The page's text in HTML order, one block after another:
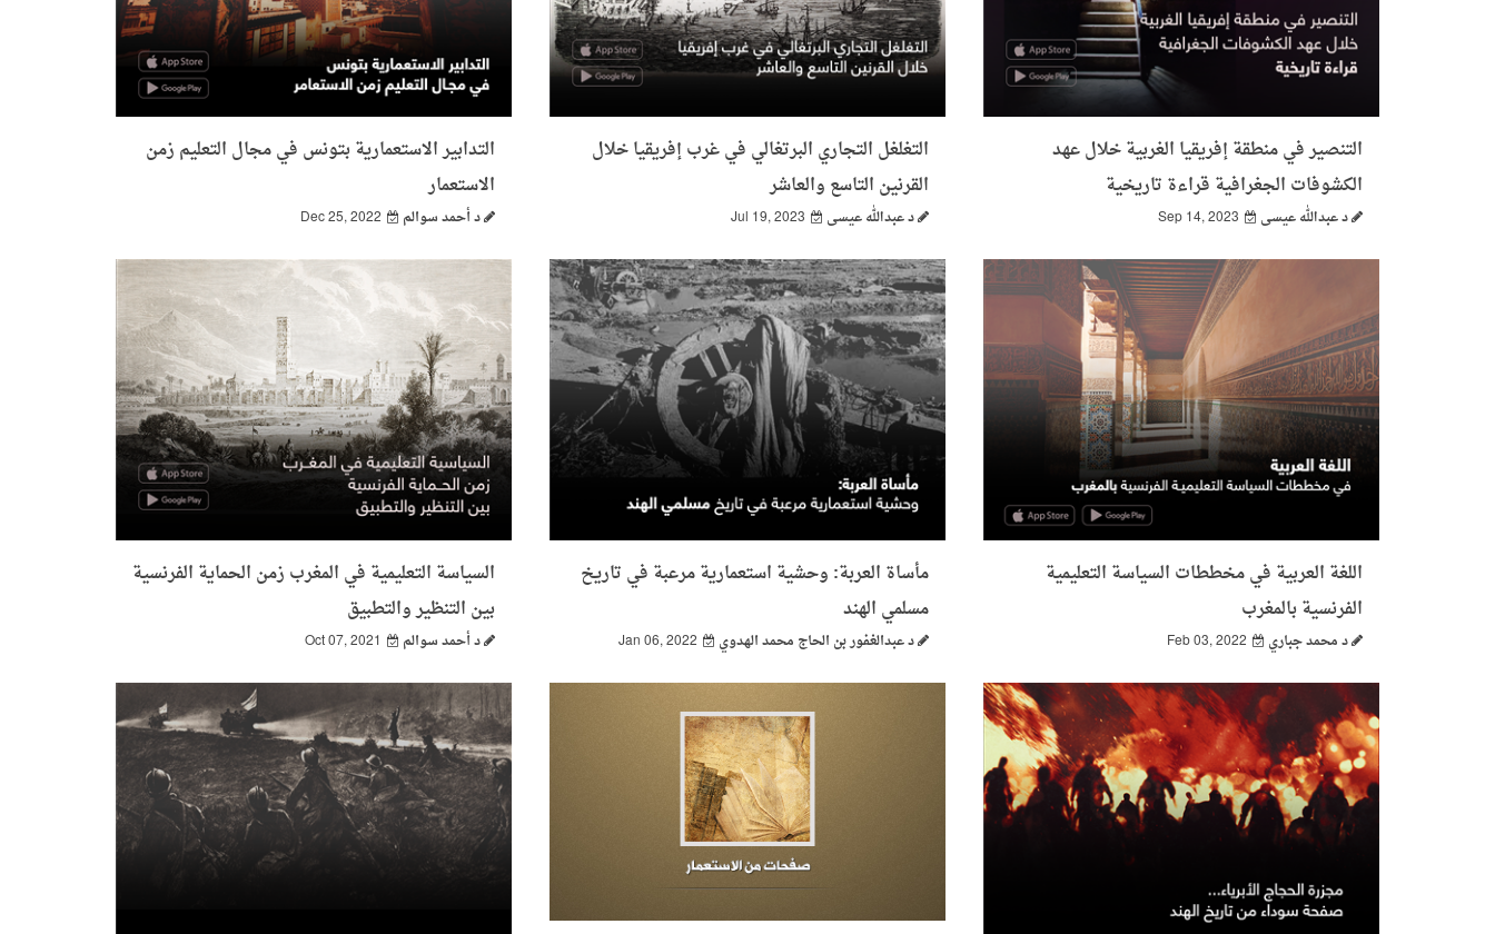
التنصير في منطقة إفريقيا الغربية خلال عهد
الكشوفات الجغرافية قراءة تاريخية
د عبدالله عيسى Sep 14, 2023
التغلغل التجاري البرتغالي في غرب إفريقيا خلال
القرنين التاسع والعاشر
د عبدالله عيسى Jul 19, 2023
التدابير الاستعمارية بتونس في مجال التعليم زمن
الاستعمار
د أحمد سوالم Dec 25, 2022
اللغة العربية في مخططات السياسة التعليمية
الفرنسية بالمغرب
د محمد جباري Feb 03, 2022
مأساة العربة: وحشية استعمارية مرعبة في تاريخ
مسلمي الهند
د عبدالغفور بن الحاج محمد الهدوي Jan 06, 2022
السياسة التعليمية في المغرب زمن الحماية الفرنسية
بين التنظير والتطبيق
د أحمد سوالم Oct 07, 2021